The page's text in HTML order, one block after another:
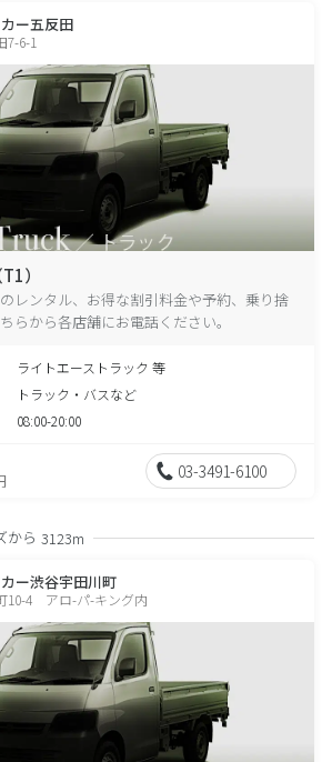
ー五反田
7-6-1
）
レンタル、お得な割引料金や予約、乗り捨
らから各店舗にお電話ください。
ライトエーストラック 等
トラック・バスなど
08:00-20:00
03-3491-6100
から 3123m
ー渋谷宇田川町
10-4 アロ-パ-キング内